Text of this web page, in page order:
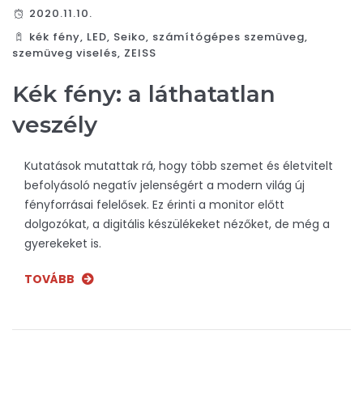
2020.11.10.
kék fény, LED, Seiko, számítógépes szemüveg,
szemüveg viselés, ZEISS
Kék fény: a láthatatlan
veszély
Kutatások mutattak rá, hogy több szemet és életvitelt
befolyásoló negatív jelenségért a modern világ új
fényforrásai felelősek. Ez érinti a monitor előtt
dolgozókat, a digitális készülékeket nézőket, de még a
gyerekeket is.
TOVÁBB